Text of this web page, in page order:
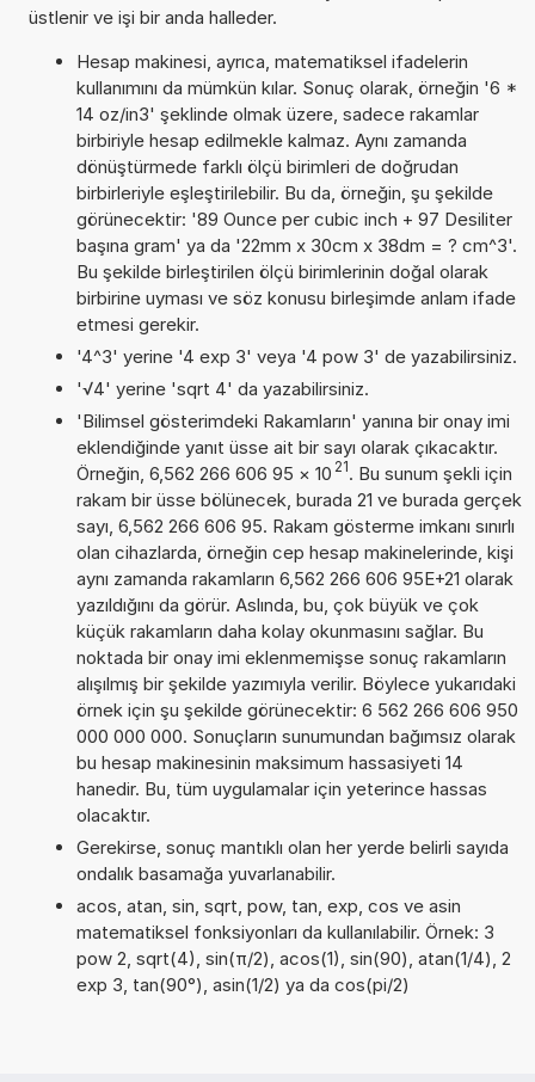
üstlenir ve işi bir anda halleder.
Hesap makinesi, ayrıca, matematiksel ifadelerin
kullanımını da mümkün kılar. Sonuç olarak, örneğin '6 *
14 oz/in3' şeklinde olmak üzere, sadece rakamlar
birbiriyle hesap edilmekle kalmaz. Aynı zamanda
dönüştürmede farklı ölçü birimleri de doğrudan
birbirleriyle eşleştirilebilir. Bu da, örneğin, şu şekilde
görünecektir: '89 Ounce per cubic inch + 97 Desiliter
başına gram' ya da '22mm x 30cm x 38dm = ? cm^3'.
Bu şekilde birleştirilen ölçü birimlerinin doğal olarak
birbirine uyması ve söz konusu birleşimde anlam ifade
etmesi gerekir.
'4^3' yerine '4 exp 3' veya '4 pow 3' de yazabilirsiniz.
'√4' yerine 'sqrt 4' da yazabilirsiniz.
'Bilimsel gösterimdeki Rakamların' yanına bir onay imi
eklendiğinde yanıt üsse ait bir sayı olarak çıkacaktır.
Örneğin, 6,562 266 606 95 × 10 21. Bu sunum şekli için
rakam bir üsse bölünecek, burada 21 ve burada gerçek
sayı, 6,562 266 606 95. Rakam gösterme imkanı sınırlı
olan cihazlarda, örneğin cep hesap makinelerinde, kişi
aynı zamanda rakamların 6,562 266 606 95E+21 olarak
yazıldığını da görür. Aslında, bu, çok büyük ve çok
küçük rakamların daha kolay okunmasını sağlar. Bu
noktada bir onay imi eklenmemişse sonuç rakamların
alışılmış bir şekilde yazımıyla verilir. Böylece yukarıdaki
örnek için şu şekilde görünecektir: 6 562 266 606 950
000 000 000. Sonuçların sunumundan bağımsız olarak
bu hesap makinesinin maksimum hassasiyeti 14
hanedir. Bu, tüm uygulamalar için yeterince hassas
olacaktır.
Gerekirse, sonuç mantıklı olan her yerde belirli sayıda
ondalık basamağa yuvarlanabilir.
acos, atan, sin, sqrt, pow, tan, exp, cos ve asin
matematiksel fonksiyonları da kullanılabilir. Örnek: 3
pow 2, sqrt(4), sin(π/2), acos(1), sin(90), atan(1/4), 2
exp 3, tan(90°), asin(1/2) ya da cos(pi/2)